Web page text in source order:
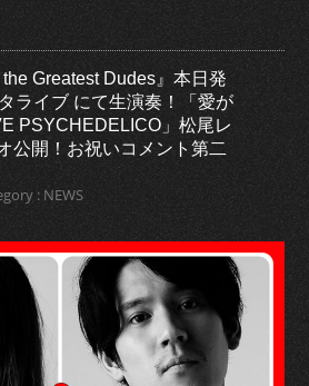
Greatest Dudes』本日発
ライブ にて生演奏！「愛が
PSYCHEDELICO」松尾レ
公開！お祝いコメント第二
: NEWS